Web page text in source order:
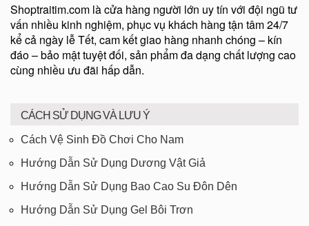
Shoptraitim.com là cửa hàng người lớn uy tín với đội ngũ tư
vấn nhiều kinh nghiệm, phục vụ khách hàng tận tâm 24/7
kể cả ngày lễ Tết, cam kết giao hàng nhanh chóng – kín
đáo – bảo mật tuyệt đối, sản phẩm đa dạng chất lượng cao
cùng nhiều ưu đãi hấp dẫn.
CÁCH SỬ DỤNG VÀ LƯU Ý
Cách Vệ Sinh Đồ Chơi Cho Nam
Hướng Dẫn Sử Dụng Dương Vật Giả
Hướng Dẫn Sử Dụng Bao Cao Su Đôn Dên
Hướng Dẫn Sử Dụng Gel Bôi Trơn